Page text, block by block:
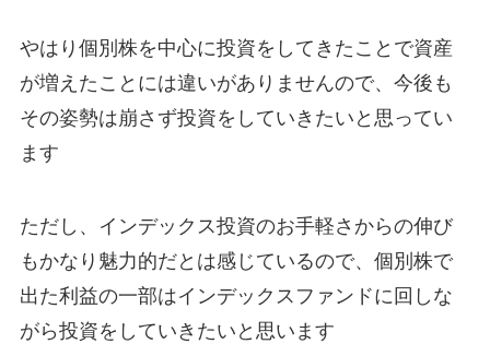
やはり個別株を中心に投資をしてきたことで資産
が増えたことには違いがありませんので、今後も
その姿勢は崩さず投資をしていきたいと思ってい
ます
ただし、インデックス投資のお手軽さからの伸び
もかなり魅力的だとは感じているので、個別株で
出た利益の一部はインデックスファンドに回しな
がら投資をしていきたいと思います